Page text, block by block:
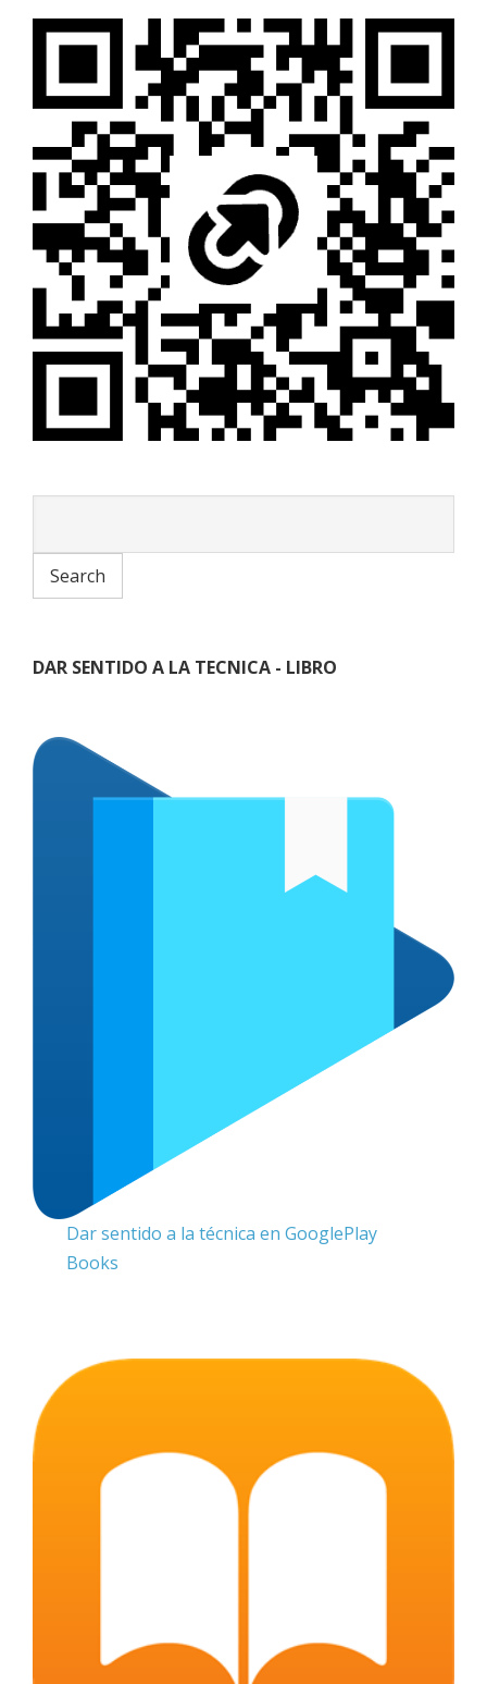
DAR SENTIDO A LA TECNICA - LIBRO
Dar sentido a la técnica en GooglePlay
Books